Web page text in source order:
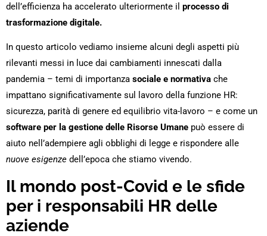
dell’efficienza ha accelerato ulteriormente il processo di
trasformazione digitale.
In questo articolo vediamo insieme alcuni degli aspetti più
rilevanti messi in luce dai cambiamenti innescati dalla
pandemia – temi di importanza sociale e normativa che
impattano significativamente sul lavoro della funzione HR:
sicurezza, parità di genere ed equilibrio vita-lavoro – e come un
software per la gestione delle Risorse Umane può essere di
aiuto nell’adempiere agli obblighi di legge e rispondere alle
nuove esigenze dell’epoca che stiamo vivendo.
Il mondo post-Covid e le sfide
per i responsabili HR delle
aziende